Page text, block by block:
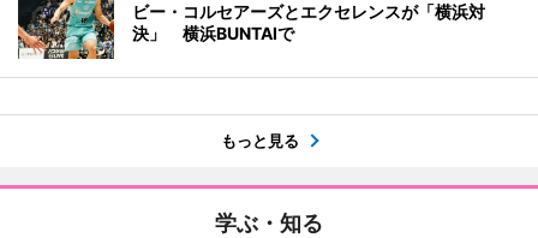
ビー・コルセアーズとエクセレンスが「横浜対
決」 横浜BUNTAIで
もっと見る
学ぶ・知る